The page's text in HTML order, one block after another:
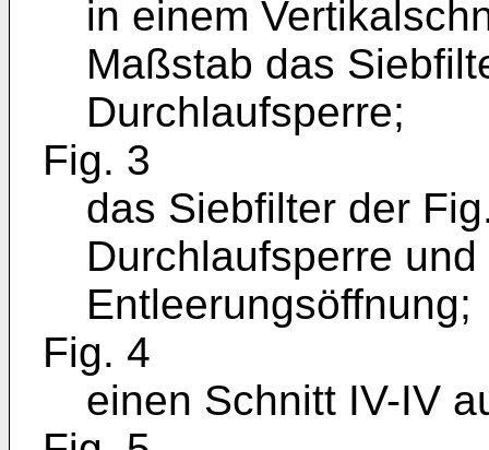
in einem
Maßstab das
Durchlaufsperre;
Fig. 3
das Siebfilter der
Durchlaufsperre
Entleerungsöffnung;
Fig. 4
einen Schnitt IV-IV